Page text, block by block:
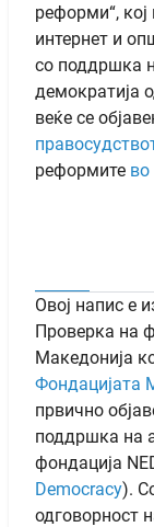
реформи“,
интернет и
со поддршка
демократија
веќе се
реформите
Овој напис е
Проверка на
Македонија
Фондацијата
првично
поддршка на
фондација
Democracy).
одговорност